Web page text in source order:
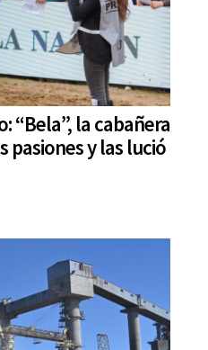
“Bela”, la cabañera
pasiones y las lució